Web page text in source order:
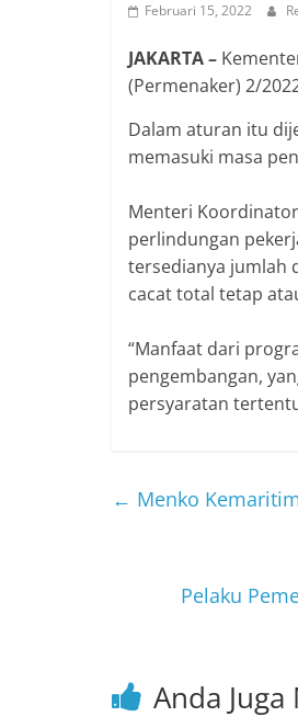
Februari 15, 2022
JAKARTA –
(Permenaker) 2/
Dalam aturan itu
memasuki masa
Menteri
perlindungan
tersedianya jumlah
cacat total tetap
“Manfaat dari
pengembangan,
persyaratan
← Menko
Pelaku
Anda